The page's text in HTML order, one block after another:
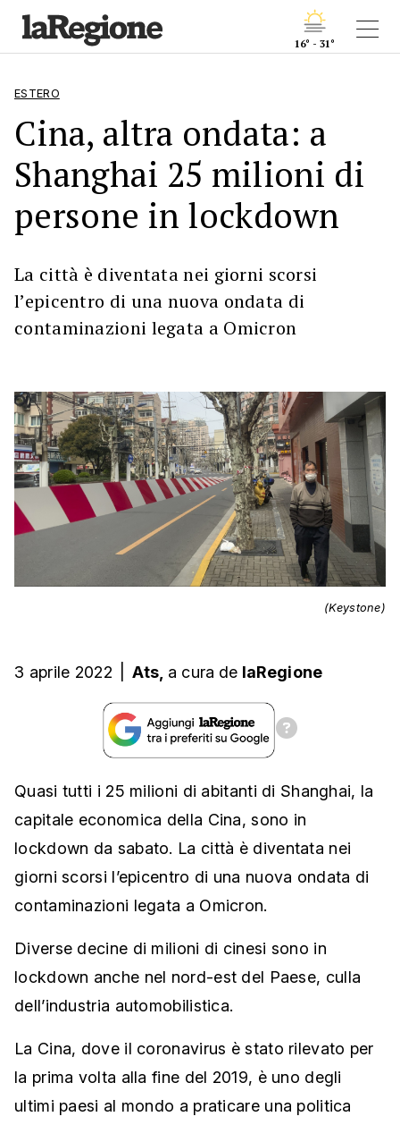
16° - 31°
ESTERO
Cina, altra ondata: a
Shanghai 25 milioni di
persone in lockdown
La città è diventata nei giorni scorsi
l’epicentro di una nuova ondata di
contaminazioni legata a Omicron
(Keystone)
3 aprile 2022 Ats, a cura de laRegione
Quasi tutti i 25 milioni di abitanti di Shanghai, la
capitale economica della Cina, sono in
lockdown da sabato. La città è diventata nei
giorni scorsi l’epicentro di una nuova ondata di
contaminazioni legata a Omicron.
Diverse decine di milioni di cinesi sono in
lockdown anche nel nord-est del Paese, culla
dell’industria automobilistica.
La Cina, dove il coronavirus è stato rilevato per
la prima volta alla fine del 2019, è uno degli
ultimi paesi al mondo a praticare una politica